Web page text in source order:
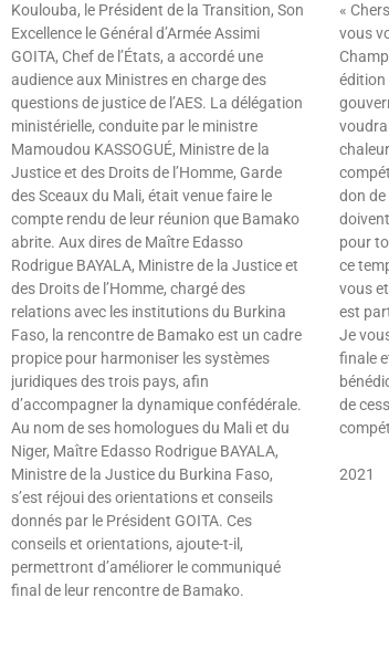
Koulouba, le Président de la Transition, Son
Excellence le Général d’Armée Assimi
GOITA, Chef de l’États, a accordé une
audience aux Ministres en charge des
questions de justice de l’AES. La délégation
ministérielle, conduite par le ministre
Mamoudou KASSOGUÉ, Ministre de la
Justice et des Droits de l’Homme, Garde
des Sceaux du Mali, était venue faire le
compte rendu de leur réunion que Bamako
abrite. Aux dires de Maître Edasso
Rodrigue BAYALA, Ministre de la Justice et
des Droits de l’Homme, chargé des
relations avec les institutions du Burkina
Faso, la rencontre de Bamako est un cadre
propice pour harmoniser les systèmes
juridiques des trois pays, afin
d’accompagner la dynamique confédérale.
Au nom de ses homologues du Mali et du
Niger, Maître Edasso Rodrigue BAYALA,
Ministre de la Justice du Burkina Faso,
s’est réjoui des orientations et conseils
donnés par le Président GOITA. Ces
conseils et orientations, ajoute-t-il,
permettront d’améliorer le communiqué
final de leur rencontre de Bamako.
«
vous
édition
don de
pour
ce
vous
est
Je
finale
de